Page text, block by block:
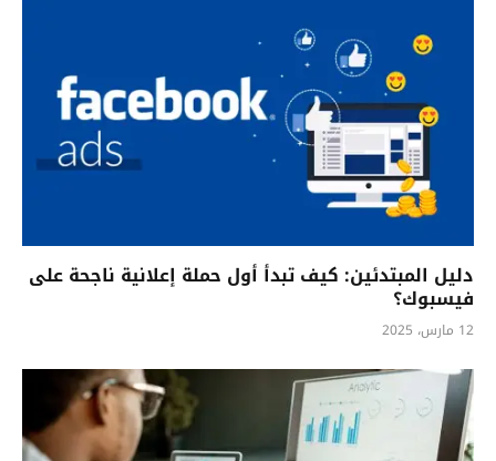
دليل المبتدئين: كيف تبدأ أول حملة إعلانية ناجحة على
فيسبوك؟
12 مارس، 2025